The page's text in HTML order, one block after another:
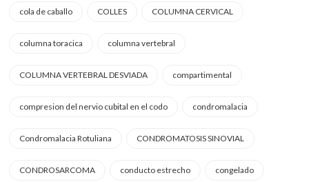
cola de caballo COLLES COLUMNA CERVICAL
columna toracica columna vertebral
COLUMNA VERTEBRAL DESVIADA compartimental
compresion del nervio cubital en el codo condromalacia
Condromalacia Rotuliana CONDROMATOSIS SINOVIAL
CONDROSARCOMA conducto estrecho congelado